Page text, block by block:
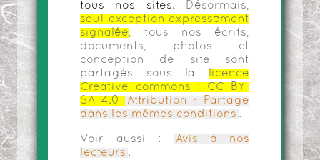
tous nos sites.
Désormais,
sauf exception expressément
signalée, tous nos écrits,
documents, photos et
conception de site sont
partagés sous la
licence
Creative commons :
CC BY-
SA 4.0
Attribution - Partage
dans les mêmes conditions .
Voir aussi :
Avis à nos
lecteurs .